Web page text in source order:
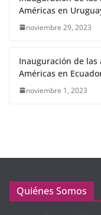
Américas en
noviembre 29, 2023
Inauguración de las
Américas en
noviembre 1, 2023
Quiénes Somos